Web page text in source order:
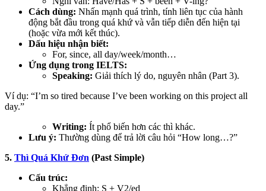
Cách dùng: Nhấn mạnh quá trình, tính liên tục của hành
động bắt đầu trong quá khứ và vẫn tiếp diễn đến hiện tại
(hoặc vừa mới kết thúc).
Dấu hiệu nhận biết:
For, since, all day/week/month…
Ứng dụng trong IELTS:
Speaking: Giải thích lý do, nguyên nhân (Part 3).
Ví dụ: “I’m so tired because I’ve been working on this project all
day.”
Writing: Ít phổ biến hơn các thì khác.
Lưu ý: Thường dùng để trả lời câu hỏi “How long…?”
5. Thì Quá Khứ Đơn (Past Simple)
Cấu trúc:
Khẳng định: S + V2/ed